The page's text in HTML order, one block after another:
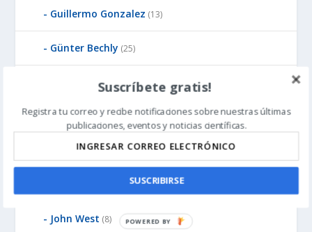
Guillermo Gonzalez (13)
Günter Bechly (25)
Howard Glicksman(8)
Howard Glicksman(5)
James Gills(1)
Jean-Pierre Luminet(2)
John West (8)
Suscríbete gratis!
Registra tu correo y recibe notificaciones sobre nuestras últimas
publicaciones, eventos y noticias científicas.
SUSCRIBIRSE
P